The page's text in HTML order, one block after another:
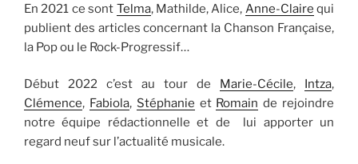
En 2021 ce sont Telma, Mathilde, Alice, Anne-Claire qui
publient des articles concernant la Chanson Française,
la Pop ou le Rock-Progressif…
Début 2022 c’est au tour de Marie-Cécile, Intza,
Clémence, Fabiola, Stéphanie et Romain de rejoindre
notre équipe rédactionnelle et de lui apporter un
regard neuf sur l’actualité musicale.